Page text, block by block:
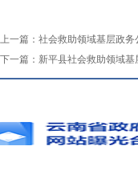
上一篇： 社会救助领域基层政务
下一篇： 新平县社会救助领域基